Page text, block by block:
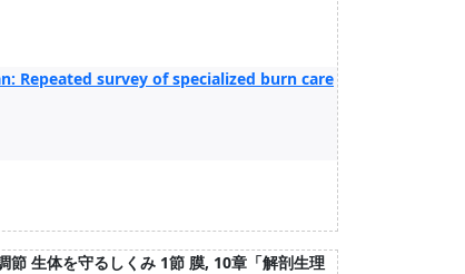
Repeated survey of specialized burn care
節 生体を守るしくみ 1節 膜, 10章「解剖生理